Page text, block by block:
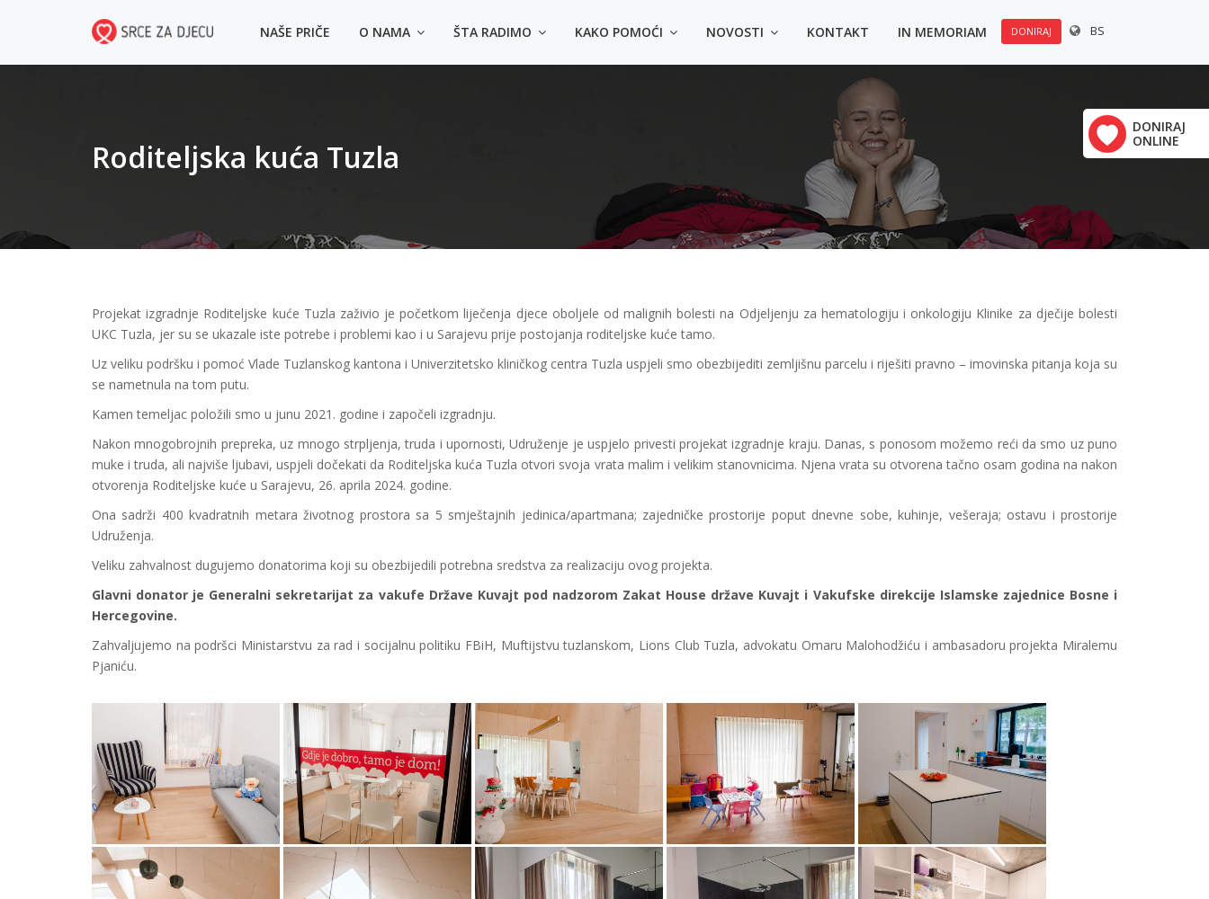
DONIRAJ BS
NAŠE PRIČE O NAMA ŠTA RADIMO KAKO POMOĆI NOVOSTI KONTAKT IN MEMORIAM
×
4 načina da kupiš majicu:
◾️ Online na Srceshop web stranici:
Majice za odrasle
DONIRAJ
ONLINE
Roditeljska kuća Tuzla
Projekat izgradnje Roditeljske kuće Tuzla zaživio je početkom liječenja djece oboljele od malignih bolesti na Odjeljenju za hematologiju i onkologiju Klinike za dječije bolesti
UKC Tuzla, jer su se ukazale iste potrebe i problemi kao i u Sarajevu prije postojanja roditeljske kuće tamo.
Uz veliku podršku i pomoć Vlade Tuzlanskog kantona i Univerzitetsko kliničkog centra Tuzla uspjeli smo obezbijediti zemljišnu parcelu i riješiti pravno – imovinska pitanja koja su
se nametnula na tom putu.
Kamen temeljac položili smo u junu 2021. godine i započeli izgradnju.
Nakon mnogobrojnih prepreka, uz mnogo strpljenja, truda i upornosti, Udruženje je uspjelo privesti projekat izgradnje kraju. Danas, s ponosom možemo reći da smo uz puno
muke i truda, ali najviše ljubavi, uspjeli dočekati da Roditeljska kuća Tuzla otvori svoja vrata malim i velikim stanovnicima. Njena vrata su otvorena tačno osam godina na nakon
otvorenja Roditeljske kuće u Sarajevu, 26. aprila 2024. godine.
Ona sadrži 400 kvadratnih metara životnog prostora sa 5 smještajnih jedinica/apartmana; zajedničke prostorije poput dnevne sobe, kuhinje, vešeraja; ostavu i prostorije
Udruženja.
Veliku zahvalnost dugujemo donatorima koji su obezbijedili potrebna sredstva za realizaciju ovog projekta.
Glavni donator je Generalni sekretarijat za vakufe Države Kuvajt pod nadzorom Zakat House države Kuvajt i Vakufske direkcije Islamske zajednice Bosne i
Hercegovine.
Zahvaljujemo na podršci Ministarstvu za rad i socijalnu politiku FBiH, Muftijstvu tuzlanskom, Lions Club Tuzla, advokatu Omaru Malohodžiću i ambasadoru projekta Miralemu
Pjaniću.